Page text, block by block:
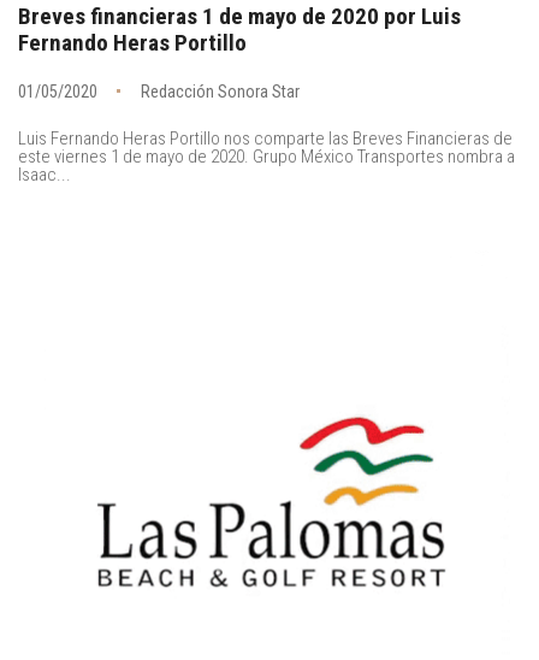
Breves financieras 1 de mayo de 2020 por Luis
Fernando Heras Portillo
01/05/2020 Redacción Sonora Star
Luis Fernando Heras Portillo nos comparte las Breves Financieras de
este viernes 1 de mayo de 2020. Grupo México Transportes nombra a
Isaac...